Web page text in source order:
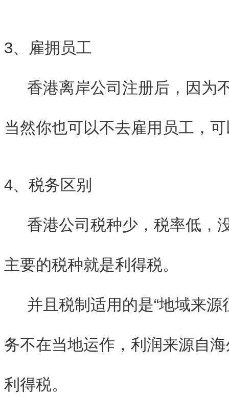
3、雇拥员工
香港离岸公司注册后，因为
当然你也可以不去雇用员工，
4、税务区别
香港公司税种少，税率低，
主要的税种就是利得税。
并且税制适用的是“地域来源
务不在当地运作，利润来源自
利得税。